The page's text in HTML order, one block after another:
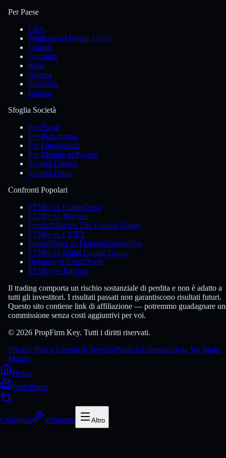
Per Paese
USA
Migliore nel Regno Unito
Canada
Australia
India
Nigeria
Sudafrica
Europa
Sfoglia Società
Per Paese
Per Piattaforma
Per Funzionalità
Per Metodo di Payout
Società Futures
Società Forex
Confronti Popolari
FTMO vs FundedNext
FTMO vs The5ers
FundedNext vs The Funded Trader
FTMO vs FXIFY
FundedNext vs FundedTradingPlus
FTMO vs Alpha Capital Group
Bulenox vs Earn2Trade
FTMO vs TopStep
Il trading comporta un rischio sostanziale di perdita e non è adatto a
tutti gli investitori. I risultati passati non garantiscono risultati futuri.
Questo sito contiene link di affiliazione — potremmo guadagnare
commissione senza costi aggiuntivi per voi.
© 2026 PropFirm Key. Tutti i diritti riservati.
Privacy PolicyTermini di ServizioPolitica EditorialeHow We Make
Money
Home
Prop Firms
Confronta Strumenti Altro